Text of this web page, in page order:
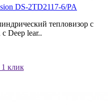
DS-2TD2117-6/PA
тепловизор с
Deep lear..
клик